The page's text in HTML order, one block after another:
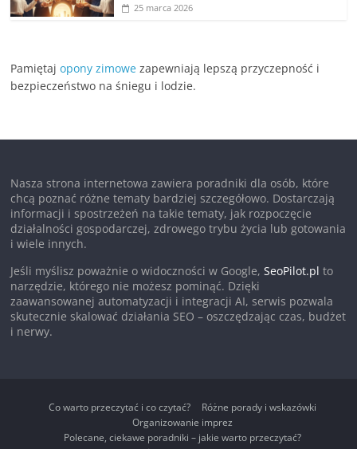
25 marca 2026
Pamiętajopony zimowe zapewniają lepszą przyczepność i
bezpieczeństwo na śniegu i lodzie.
Nasza strona internetowa zawiera poradniki dla osób, które
chcą poznać różne tematy bardziej szczegółowo. Dostarczają
informacji i spostrzeżeń na takie tematy, jak rozpoczęcie
działalności gospodarczej, zdrowego trybu życia lub gotowania
i wiele innych.
Jeśli myślisz poważnie o widoczności w Google,SeoPilot.pl to
narzędzie, którego nie możesz pominąć. Dzięki
zaawansowanej automatyzacji i integracji AI, serwis pozwala
skutecznie skalować działania SEO – oszczędzając czas, budżet
i nerwy.
Co warto przeczytać i co czytać?
Różne porady i wskazówki
Organizowanie imprez
Polecane, ciekawe poradniki – jakie warto przeczytać?